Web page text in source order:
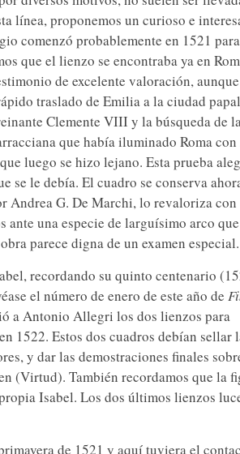
línea, proponemos un curioso e
comenzó probablemente en 1521 para
que el lienzo se encontraba ya en
de excelente valoración,
traslado de Emilia a la ciudad
Clemente VIII y la búsqueda de
que había iluminado Roma
luego se hizo lejano. Esta prueba
se le debía. El cuadro se conserva
Andrea G. De Marchi, lo revaloriza con
una especie de larguísimo arco que
parece digna de un examen especial.
recordando su quinto centenario
el número de enero de este año de
a Antonio Allegri los dos lienzos para
1522. Estos dos cuadros debían sellar
y dar las demostraciones finales
(Virtud). También recordamos que la
Isabel. Los dos últimos lienzos
de 1521 y aquí tuviera el